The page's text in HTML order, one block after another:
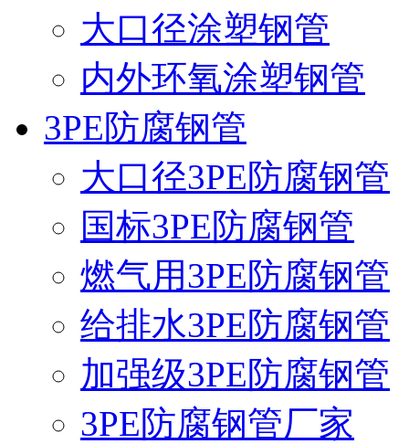
大口径涂塑钢管
内外环氧涂塑钢管
3PE防腐钢管
大口径3PE防腐钢管
国标3PE防腐钢管
燃气用3PE防腐钢管
给排水3PE防腐钢管
加强级3PE防腐钢管
3PE防腐钢管厂家